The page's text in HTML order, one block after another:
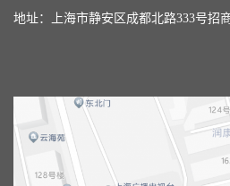
地址：上海市静安区成都北路333号招